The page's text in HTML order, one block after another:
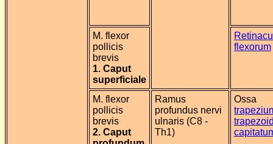
M. flexor
pollicis
brevis
1. Caput
superficiale
flexorum
M. flexor
pollicis
brevis
2. Caput
Ramus
profundus nervi
ulnaris (C8 -
Th1)
Ossa